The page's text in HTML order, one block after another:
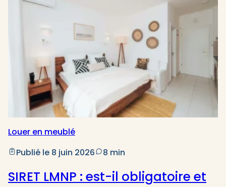
Louer en meublé
Publié le 8 juin 2026
8 min
SIRET LMNP : est-il obligatoire et